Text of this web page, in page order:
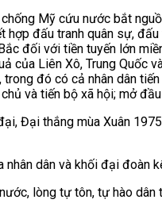
Mỹ cứu nước bắt
đấu tranh quân sự,
đối với tiền tuyến lớn
của Liên Xô, Trung Quốc
đó có cả nhân dân
và tiến bộ xã hội; mở
Đại thắng mùa Xuân
nhân dân và khối đại
lòng tự tôn, tự hào